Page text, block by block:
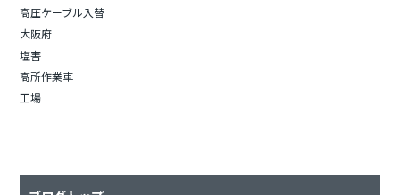
高圧ケーブル入替
大阪府
塩害
高所作業車
工場